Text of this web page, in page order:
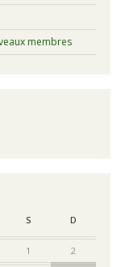
membres
S D
1 2